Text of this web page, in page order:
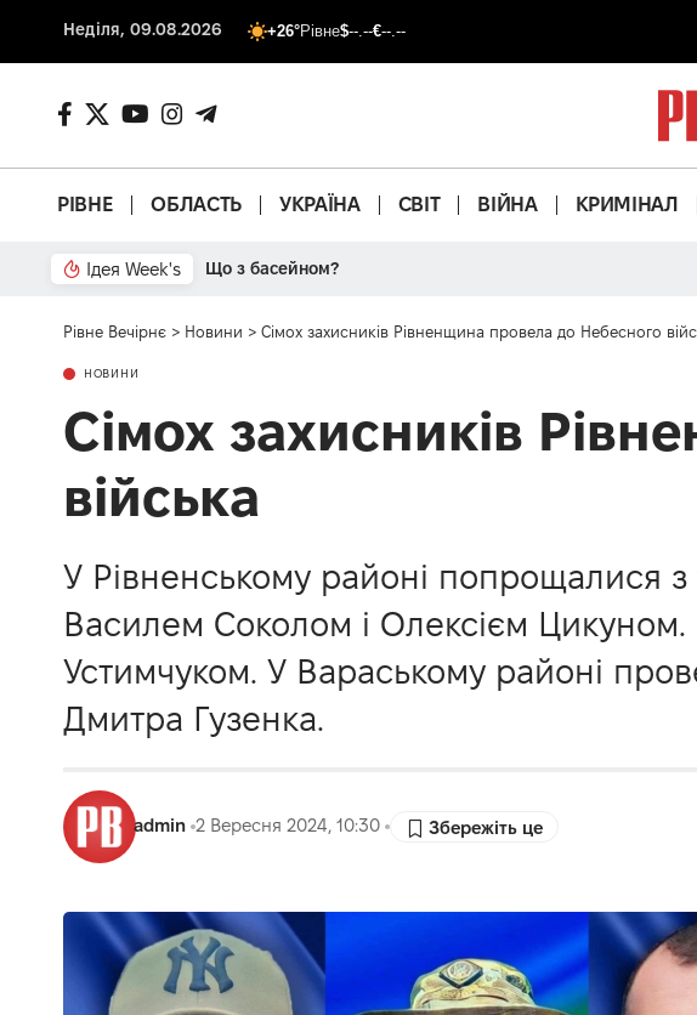
Неділя, 09.08.2026 +26°Рівне$--.--€--.--
РІВНЕ ОБЛАСТЬ УКРАЇНА СВІТ ВІЙНА КРИМІНАЛ
Ідея Week's Що з басейном?
Рівне Вечірнє > Новини > Сімох захисників Рівненщина провела до Небесного
НОВИНИ
Сімох захисників
війська
У Рівненському районі попрощалися
Василем Соколом і Олексієм
Устимчуком. У Вараському районі
Дмитра Гузенка.
admin 2 Вересня 2024, 10:30